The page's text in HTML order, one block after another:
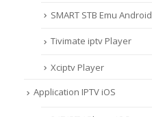
SMART STB Emu Android
Tivimate iptv Player
Xciptv Player
Application IPTV iOS